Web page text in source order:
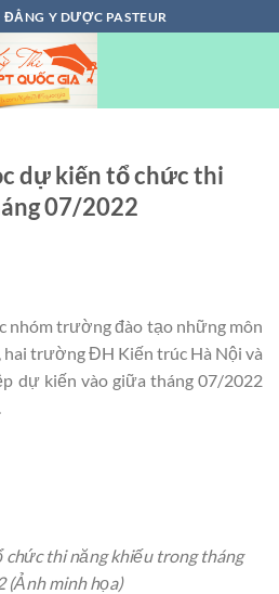
Y DƯỢC PASTEUR
dự kiến tổ chức thi
07/2022
nhóm trường đào tạo những môn
hai trường ĐH Kiến trúc Hà Nội và
dự kiến vào giữa tháng 07/2022
thi năng khiếu trong tháng
(Ảnh minh họa)